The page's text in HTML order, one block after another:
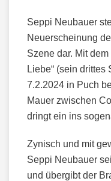
Seppi Neubauer
Neuerscheinung
Szene dar. Mit
Liebe“ (sein
7.2.2024 in Puch
Mauer zwischen
dringt ein ins
Zynisch und mit
Seppi Neubauer
und übergibt der